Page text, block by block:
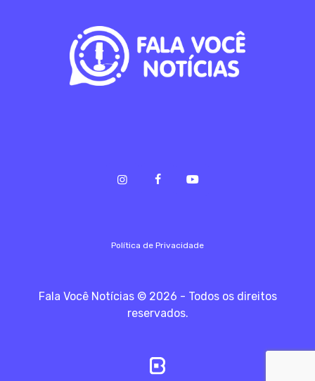
Política de Privacidade
Fala Você Notícias © 2026 - Todos os direitos
reservados.